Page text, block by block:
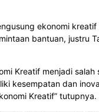
ekonomi kreatif
bantuan, justru
Kreatif menjadi salah
kesempatan dan
Kreatif” tutupnya.